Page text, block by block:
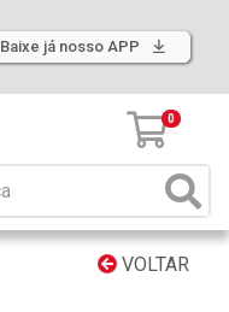
Baixe já nosso APP
0
VOLTAR